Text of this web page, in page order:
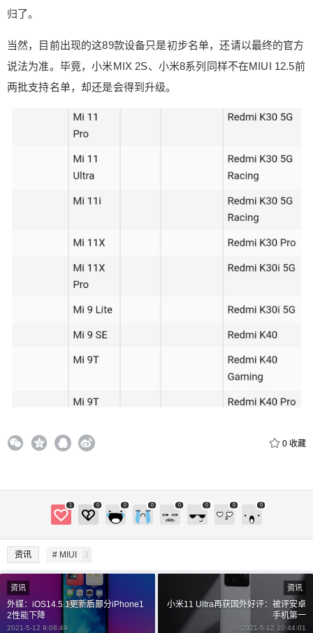
归了。
当然，目前出现的这89款设备只是初步名单，还请以最终的官方
说法为准。毕竟，小米MIX 2S、小米8系列同样不在MIUI 12.5前
两批支持名单，却还是会得到升级。
0 收藏
1 0 0 0 0 0 0 0
资讯 # MIUI 3
给鹰视界打赏
10
付费内容
资讯
外媒：iOS14.5.1更新后部分iPhone1
2性能下降
2021-5-12 9:08:49
资讯
小米11 Ultra再获国外好评：被评安卓
手机第一
2021-5-12 10:44:01
6位以上
忘记密码？找回